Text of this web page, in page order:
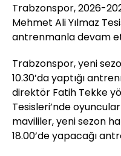
Trabzonspor, 2026-
Mehmet Ali Yılmaz
antrenmanla devam
Trabzonspor, yeni
10.30’da yaptığı
direktör Fatih Tekke
Tesisleri’nde
mavililer, yeni sezon
18.00’de yapacağı